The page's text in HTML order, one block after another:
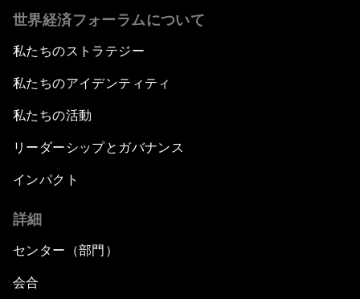
世界経済フォーラムについて
私たちのストラテジー
私たちのアイデンティティ
私たちの活動
リーダーシップとガバナンス
インパクト
詳細
センター（部門）
会合